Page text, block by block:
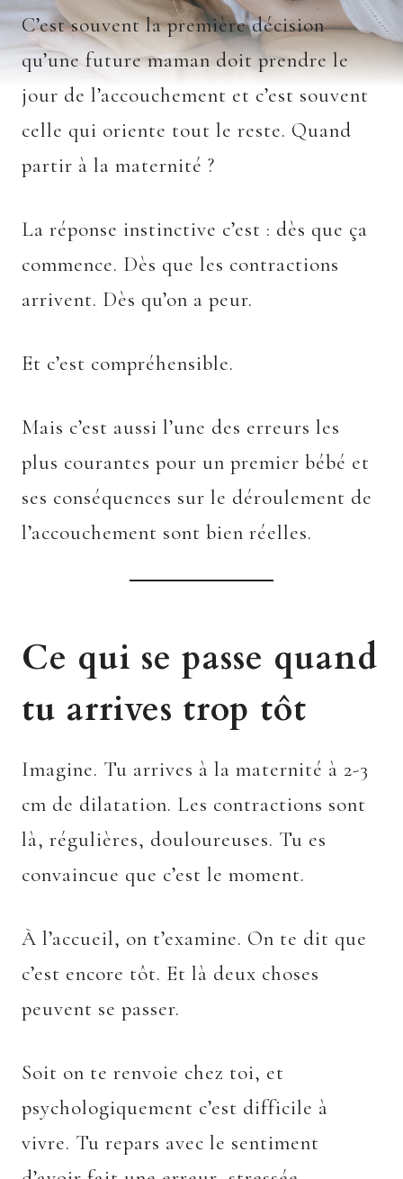
C’est souvent la première décision
qu’une future maman doit prendre le
jour de l’accouchement et c’est souvent
celle qui oriente tout le reste. Quand
partir à la maternité ?
La réponse instinctive c’est : dès que ça
commence. Dès que les contractions
arrivent. Dès qu’on a peur.
Et c’est compréhensible.
Mais c’est aussi l’une des erreurs les
plus courantes pour un premier bébé et
ses conséquences sur le déroulement de
l’accouchement sont bien réelles.
Ce qui se passe quand
tu arrives trop tôt
Imagine. Tu arrives à la maternité à 2-3
cm de dilatation. Les contractions sont
là, régulières, douloureuses. Tu es
convaincue que c’est le moment.
À l’accueil, on t’examine. On te dit que
c’est encore tôt. Et là deux choses
peuvent se passer.
Soit on te renvoie chez toi, et
psychologiquement c’est difficile à
vivre. Tu repars avec le sentiment